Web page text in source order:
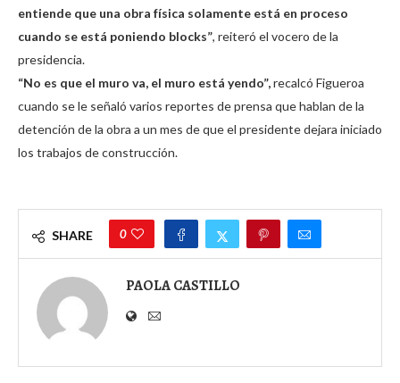
entiende que una obra física solamente está en proceso
cuando se está poniendo blocks”, reiteró el vocero de la
presidencia.
“No es que el muro va, el muro está yendo”,recalcó Figueroa
cuando se le señaló varios reportes de prensa que hablan de la
detención de la obra a un mes de que el presidente dejara iniciado
los trabajos de construcción.
SHARE 0
PAOLA CASTILLO